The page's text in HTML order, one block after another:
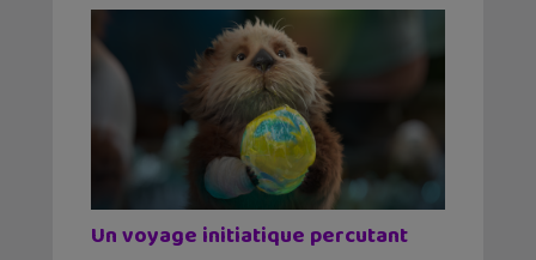
Un voyage initiatique percutant